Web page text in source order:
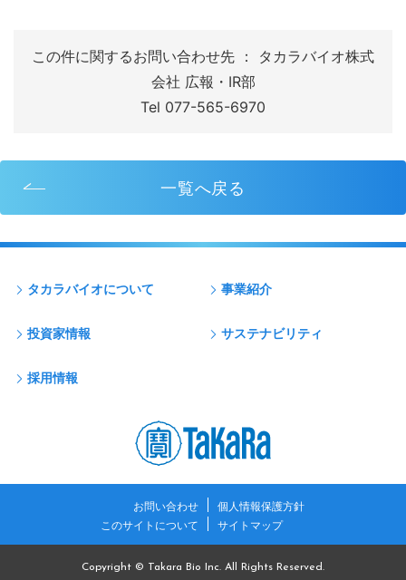
この件に関するお問い合わせ先 ： タカラバイオ株式
会社 広報・IR部
Tel 077-565-6970
一覧へ戻る
タカラバイオについて 事業紹介
投資家情報 サステナビリティ
採用情報
お問い合わせ
個人情報保護方針
このサイトについて
サイトマップ
Copyright © Takara Bio Inc. All Rights Reserved.